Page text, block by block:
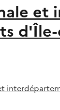
et
d'Île-